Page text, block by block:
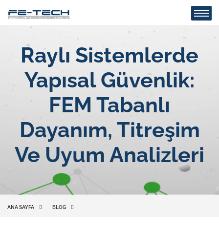
Raylı Sistemlerde
Yapısal Güvenlik:
FEM Tabanlı
Dayanım, Titreşim
Ve Uyum Analizleri
ANA SAYFA BLOG